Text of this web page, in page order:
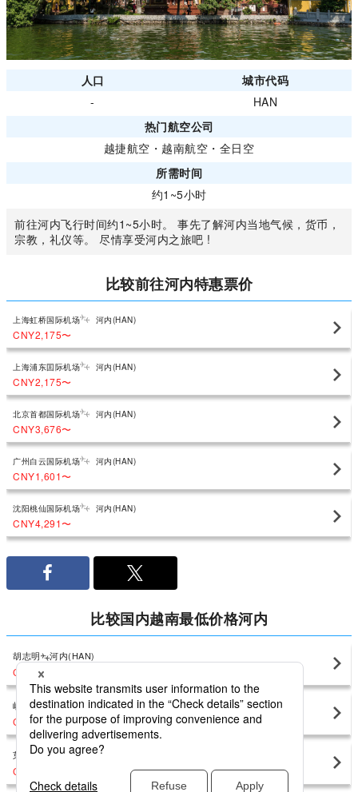
人口
城市代码
-
HAN
热门航空公司
越捷航空 ・ 越南航空 ・ 全日空
所需时间
约1~5小时
前往河内飞行时间约1~5小时。 事先了解河内当地气候，货币，
宗教，礼仪等。 尽情享受河内之旅吧 !
比较前往河内特惠票价
上海虹桥国际机场 河内(HAN)
CNY2,175〜
上海浦东囯际机场 河内(HAN)
CNY2,175〜
北京首都国际机场 河内(HAN)
CNY3,676〜
广州白云国际机场 河内(HAN)
CNY1,601〜
沈阳桃仙国际机场 河内(HAN)
CNY4,291〜
比较国内越南最低价格河内
胡志明 河内(HAN)
CNY685
岘港 河内(HAN)
CNY866〜
芽庄 河内(HAN)
CNY1,001